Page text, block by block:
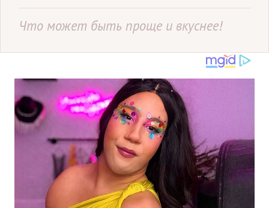
Что может быть проще и вкуснее!